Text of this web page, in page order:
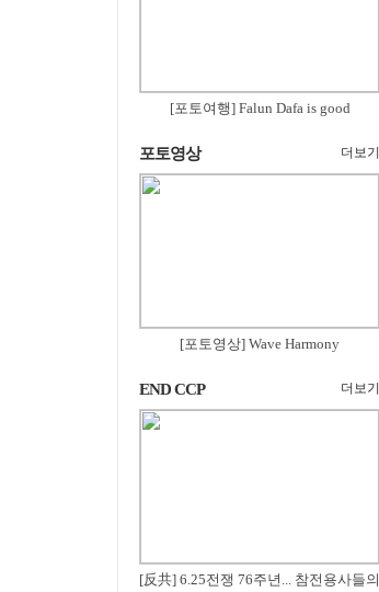
[포토여행] Falun Dafa is good
포토영상 더보기
[포토영상] Wave Harmony
END CCP 더보기
[反共] 6.25전쟁 76주년... 참전용사들의